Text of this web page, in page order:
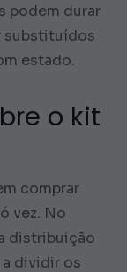
podem durar
substituídos
estado.
o kit
comprar
vez. No
distribuição
dividir os